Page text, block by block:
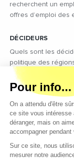
recherchent un
offres d’emploi des
DÉCIDEURS
Quels sont les
politique des
Copyright © 2026
Qui sommes-nous